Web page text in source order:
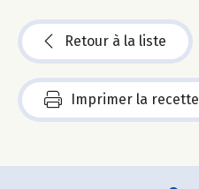
Retour à la liste
Imprimer la recette